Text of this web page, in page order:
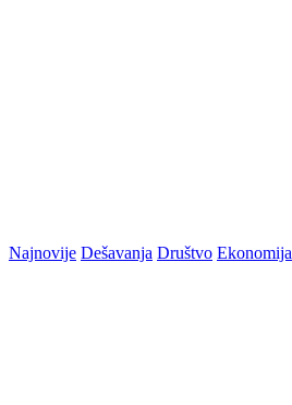
Najnovije Dešavanja Društvo Ekonomija